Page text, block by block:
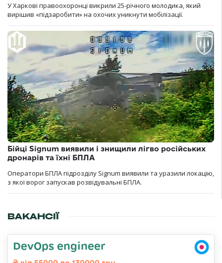
У Харкові правоохоронці викрили 25-річного молодика, який
вирішив «підзаробити» на охочих уникнути мобілізації.
Бійці Signum виявили і знищили лігво російських
дронарів та їхні БПЛА
Оператори БПЛА підрозділу Signum виявили та уразили локацію,
з якої ворог запускав розвідувальні БПЛА.
ВАКАНСІЇ
DevOps engineer